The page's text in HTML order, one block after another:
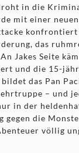
in die
mit einer
das
Jakes Seite
und die 15-
das Pan
– und
in der
gegen die
völlig